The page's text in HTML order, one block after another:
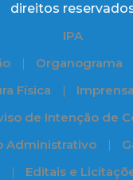
direitos
IPA
Organograma
Física
Imprensa
de Intenção de
Administrativo
Editais e